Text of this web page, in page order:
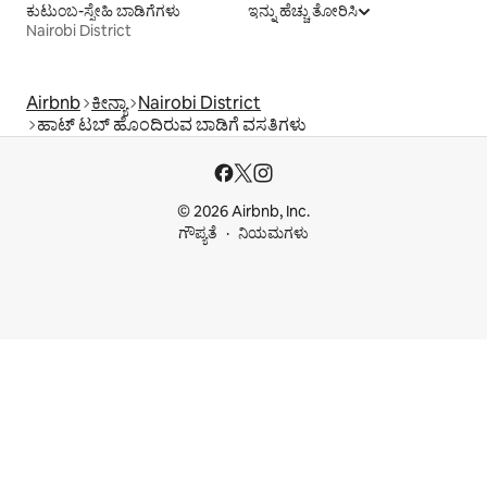
ಕುಟುಂಬ-ಸ್ನೇಹಿ ಬಾಡಿಗೆಗಳು
Nairobi District
ಇನ್ನು ಹೆಚ್ಚು ತೋರಿಸಿ
Airbnb ಕೀನ್ಯಾ Nairobi District
ಹಾಟ್ ಟಬ್ ಹೊಂದಿರುವ ಬಾಡಿಗೆ ವಸತಿಗಳು
© 2026 Airbnb, Inc.
ಗೌಪ್ಯತೆ
ನಿಯಮಗಳು